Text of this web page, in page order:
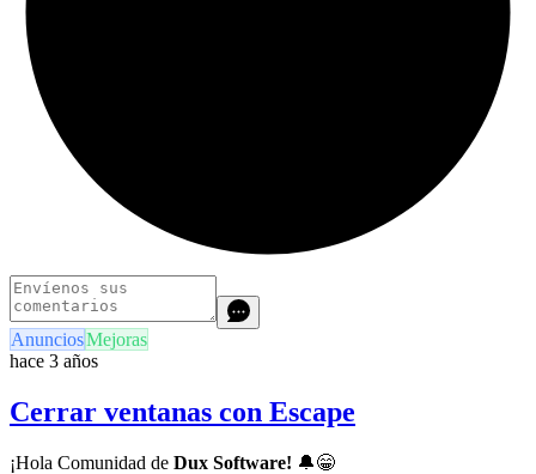
AnunciosMejoras
hace 3 años
Cerrar ventanas con Escape
¡Hola Comunidad de Dux Software! 🔔😁